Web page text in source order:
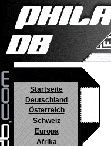
Startseite
Deutschland
Österreich
Schweiz
Europa
Afrika